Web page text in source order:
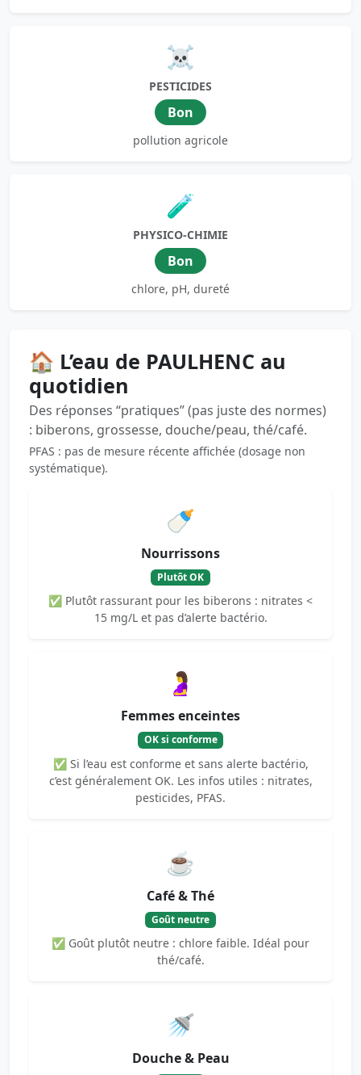
☠️
PESTICIDES
Bon
pollution agricole
🧪
PHYSICO-CHIMIE
Bon
chlore, pH, dureté
🏠 L’eau de PAULHENC au
quotidien
Des réponses “pratiques” (pas juste des normes)
: biberons, grossesse, douche/peau, thé/café.
PFAS : pas de mesure récente affichée (dosage non
systématique).
🍼
Nourrissons
Plutôt OK
✅ Plutôt rassurant pour les biberons : nitrates <
15 mg/L et pas d’alerte bactério.
🤰
Femmes enceintes
OK si conforme
✅ Si l’eau est conforme et sans alerte bactério,
c’est généralement OK. Les infos utiles : nitrates,
pesticides, PFAS.
☕
Café & Thé
Goût neutre
✅ Goût plutôt neutre : chlore faible. Idéal pour
thé/café.
🚿
Douche & Peau